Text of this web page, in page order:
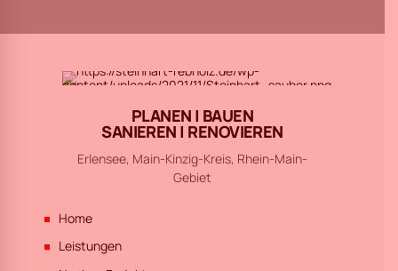
PLANEN | BAUEN
SANIEREN | RENOVIEREN
Erlensee, Main-Kinzig-Kreis, Rhein-Main-
Gebiet
Home
Leistungen